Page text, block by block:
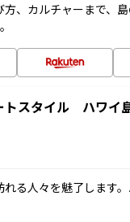
、カルチャーまで、
スタイル ハワイ
る人々を魅了します